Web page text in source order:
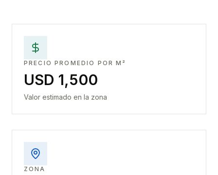
PRECIO PROMEDIO POR M²
USD 1,500
Valor estimado en la zona
ZONA